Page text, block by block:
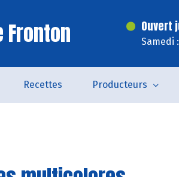
Fronton Ouvert
Samedi
Recettes Producteurs